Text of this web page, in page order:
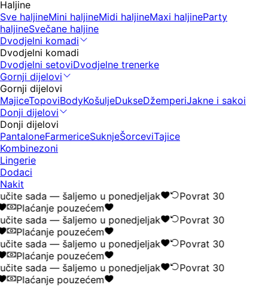
Haljine
Sve haljineMini haljineMidi haljineMaxi haljineParty
haljineSvečane haljine
Dvodjelni komadi
Dvodjelni komadi
Dvodjelni setoviDvodjelne trenerke
Gornji dijelovi
Gornji dijelovi
MajiceTopoviBodyKošuljeDukseDžemperiJakne i sakoi
Donji dijelovi
Donji dijelovi
PantaloneFarmericeSuknjeŠorceviTajice
Kombinezoni
Lingerie
Dodaci
Nakit
sada — šaljemo u ponedjeljak
Povrat 30
Plaćanje pouzećem
sada — šaljemo u ponedjeljak
Povrat 30
Plaćanje pouzećem
sada — šaljemo u ponedjeljak
Povrat 30
Plaćanje pouzećem
sada — šaljemo u ponedjeljak
Povrat 30
Plaćanje pouzećem